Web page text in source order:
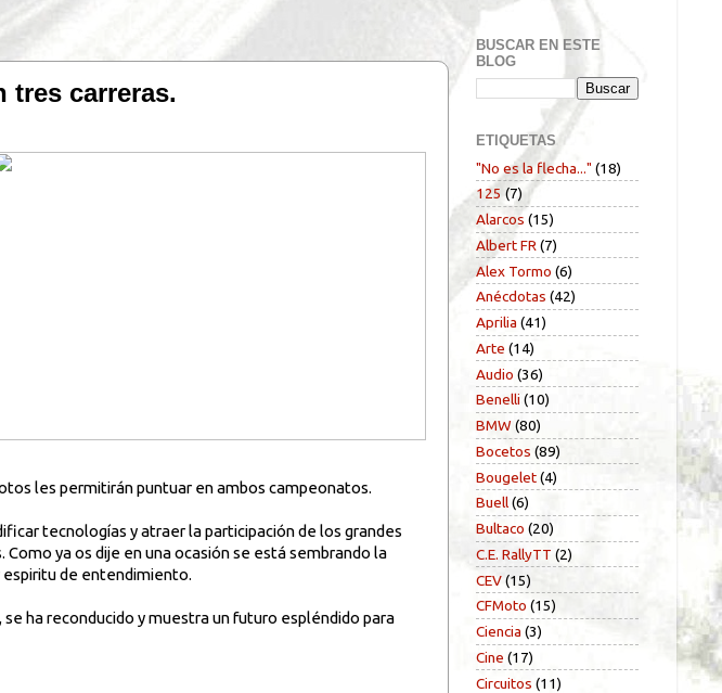
tres carreras.
les permitirán puntuar en ambos campeonatos.
tecnologías y atraer la participación de los grandes
ya os dije en una ocasión se está sembrando la
espiritu de entendimiento.
ha reconducido y muestra un futuro espléndido para
BUSCAR EN ESTE
BLOG
ETIQUETAS
"No es la flecha..." (18)
125 (7)
Alarcos (15)
Albert FR (7)
Alex Tormo (6)
Anécdotas (42)
Aprilia (41)
Arte (14)
Audio (36)
Benelli (10)
BMW (80)
Bocetos (89)
Bougelet(4)
Buell(6)
Bultaco (20)
C.E. RallyTT (2)
CEV(15)
CFMoto (15)
Ciencia (3)
Cine (17)
Circuitos (11)